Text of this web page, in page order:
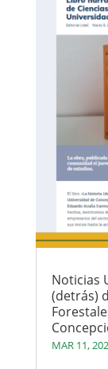
Noticias
(detrás)
MAR 11,